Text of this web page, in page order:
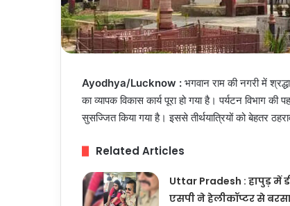
Ayodhya/Lucknow : भगवान राम की नगरी में
का व्यापक विकास कार्य पूरा हो गया है। पर्यटन
सुसज्जित किया गया है। इससे तीर्थयात्रियों को बेहतर
Related Articles
Uttar Pradesh : हापुड़ में
एसपी ने हेलीकॉप्टर से